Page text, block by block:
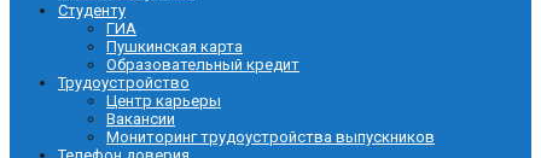
Студенту
ГИА
Пушкинская карта
Образовательный кредит
Трудоустройство
Центр карьеры
Вакансии
Мониторинг трудоустройства выпускников